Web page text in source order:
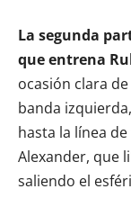
La segunda
que entrena
ocasión clara
banda
hasta la línea
Alexander, que
saliendo el